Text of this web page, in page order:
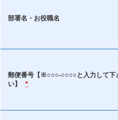
部署名・お役職名
郵便番号【※○○○-○○○○と入力して下
い】
*